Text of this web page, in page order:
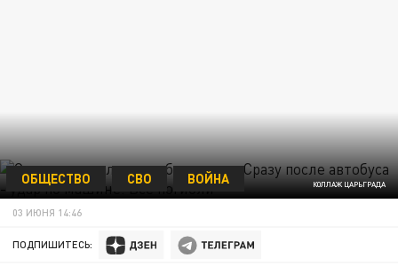
КОЛЛАЖ ЦАРЬГРАДА
ОБЩЕСТВО СВО ВОЙНА
03 ИЮНЯ 14:46
ПОДПИШИТЕСЬ: